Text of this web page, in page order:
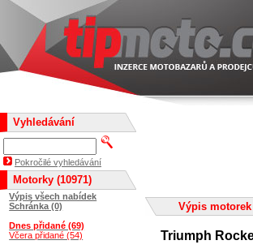
Výpis
Triumph
Vyhledávání
Pokročilé vyhledávání
Motorky (10971)
Výpis všech nabídek
Schránka (0)
Dnes přidané (69)
Včera přidané (54)